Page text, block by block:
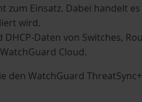
zum Einsatz. Dabei handelt
wird.
Daten von Switches,
Cloud.
den WatchGuard